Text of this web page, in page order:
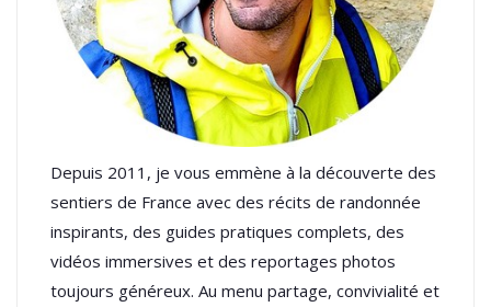
Depuis 2011, je vous emmène à la découverte des
sentiers de France avec des récits de randonnée
inspirants, des guides pratiques complets, des
vidéos immersives et des reportages photos
toujours généreux. Au menu partage, convivialité et